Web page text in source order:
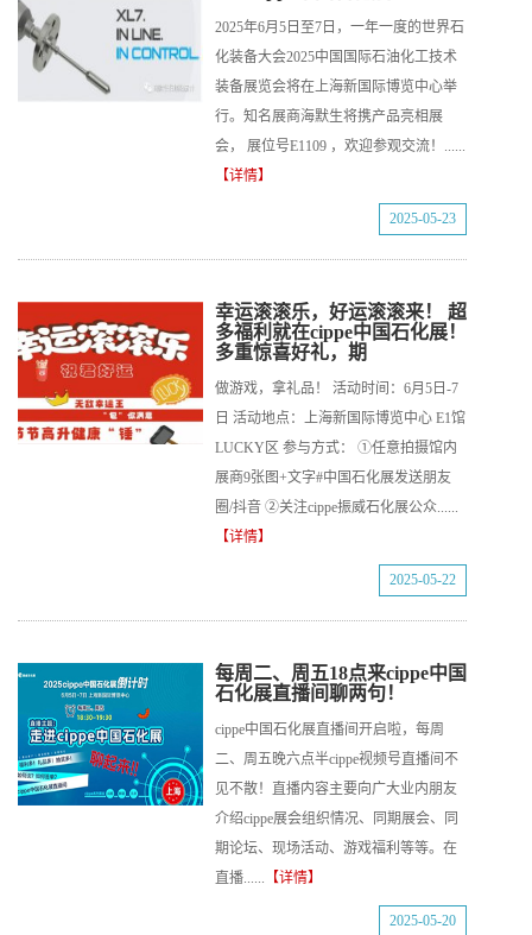
2025年6月5日至7日，一年一度的世界石
化装备大会2025中国国际石油化工技术
装备展览会将在上海新国际博览中心举
行。知名展商海默生将携产品亮相展
会， 展位号E1109 ，欢迎参观交流！......
【详情】
2025-05-23
幸运滚滚乐，好运滚滚来！ 超
多福利就在cippe中国石化展！
多重惊喜好礼，期
做游戏，拿礼品！ 活动时间：6月5日-7
日 活动地点：上海新国际博览中心 E1馆
LUCKY区 参与方式： ①任意拍摄馆内
展商9张图+文字#中国石化展发送朋友
圈/抖音 ②关注cippe振威石化展公众......
【详情】
2025-05-22
每周二、周五18点来cippe中国
石化展直播间聊两句！
cippe中国石化展直播间开启啦，每周
二、周五晚六点半cippe视频号直播间不
见不散！直播内容主要向广大业内朋友
介绍cippe展会组织情况、同期展会、同
期论坛、现场活动、游戏福利等等。在
直播...... 【详情】
2025-05-20